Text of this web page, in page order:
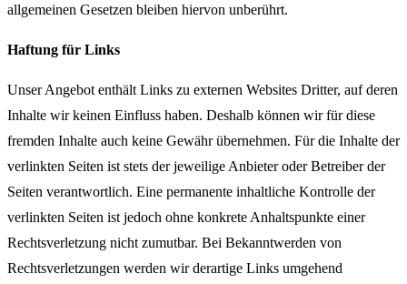
allgemeinen Gesetzen bleiben hiervon unberührt.
Haftung für Links
Unser Angebot enthält Links zu externen Websites Dritter, auf deren
Inhalte wir keinen Einfluss haben. Deshalb können wir für diese
fremden Inhalte auch keine Gewähr übernehmen. Für die Inhalte der
verlinkten Seiten ist stets der jeweilige Anbieter oder Betreiber der
Seiten verantwortlich. Eine permanente inhaltliche Kontrolle der
verlinkten Seiten ist jedoch ohne konkrete Anhaltspunkte einer
Rechtsverletzung nicht zumutbar. Bei Bekanntwerden von
Rechtsverletzungen werden wir derartige Links umgehend